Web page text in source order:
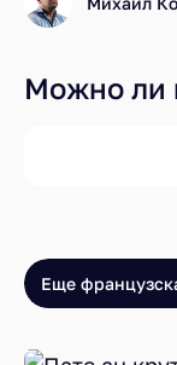
Можно ли
Еще